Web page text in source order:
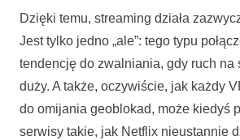
Dzięki temu, streaming działa
Jest tylko jedno „ale”: tego typu
tendencję do zwalniania, gdy ruch na
duży. A także, oczywiście, jak każdy
do omijania geoblokad, może kiedyś
serwisy takie, jak Netflix nieustannie